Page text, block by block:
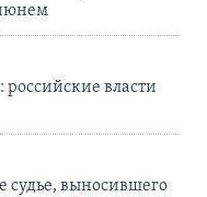
власти
судье, выносившего